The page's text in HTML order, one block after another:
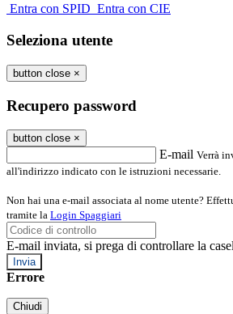
Entra con SPID Entra con CIE
Seleziona utente
button close ×
Recupero password
button close ×
E-mail Verrà
all'indirizzo indicato con le istruzioni necessarie.
Non hai una e-mail associata al nome utente?
tramite la Login Spaggiari
E-mail inviata, si prega di controllare la
Errore
Chiudi